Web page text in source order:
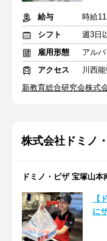
給与
時給
シフト
週3日
雇用形態
アル
アクセス
川西
新教育総合研究会株式
株式会社ドミノ
ドミノ・ピザ 宝塚山
【
に